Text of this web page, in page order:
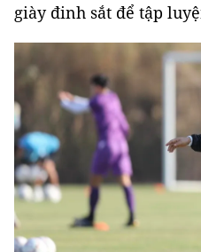
giày đinh sắt để tập